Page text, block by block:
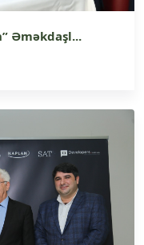
Əməkdaşl...